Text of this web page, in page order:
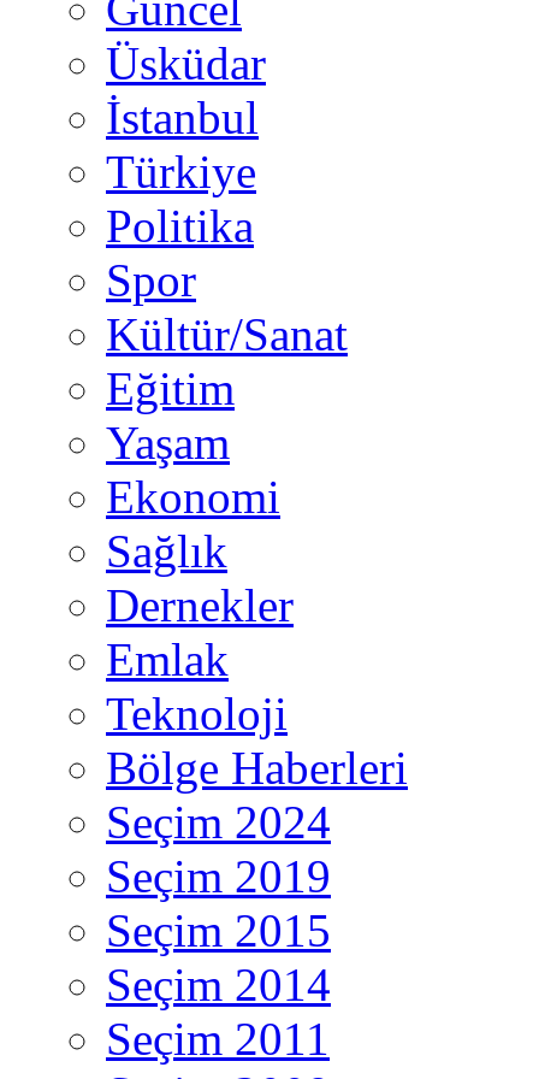
Üsküdar
İstanbul
Türkiye
Politika
Spor
Kültür/Sanat
Eğitim
Yaşam
Ekonomi
Sağlık
Dernekler
Emlak
Teknoloji
Bölge Haberleri
Seçim 2024
Seçim 2019
Seçim 2015
Seçim 2014
Seçim 2011